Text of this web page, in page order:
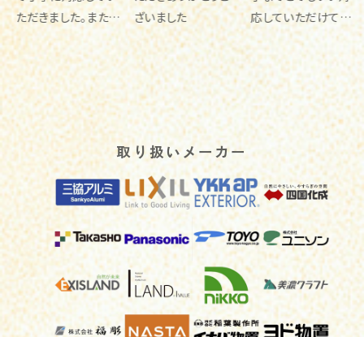
またお
いま
ざいました
応していただけてと
ても満足いく内容で
した。
車ボードを作っ
れました
取り扱いメーカー